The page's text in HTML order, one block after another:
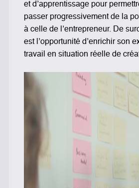
et d’apprentissage pour
passer progressivement de la
à celle de l’entrepreneur. De
est l’opportunité d’enrichir son
travail en situation réelle de